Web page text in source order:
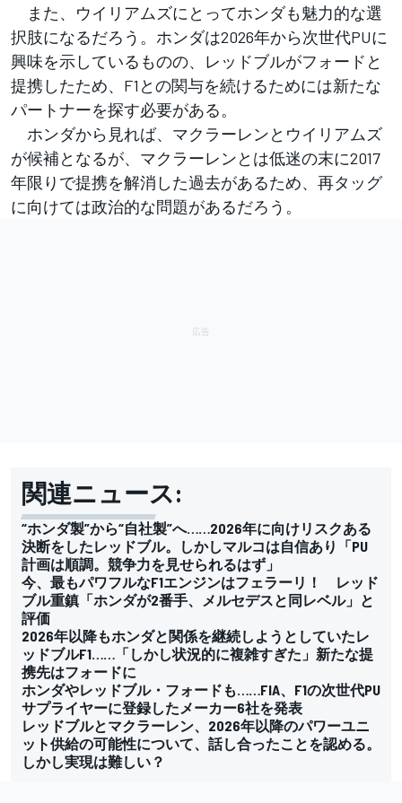
また、ウイリアムズにとってホンダも魅力的な選
択肢になるだろう。ホンダは2026年から次世代PUに
興味を示しているものの、レッドブルがフォードと
提携したため、F1との関与を続けるためには新たな
パートナーを探す必要がある。
ホンダから見れば、マクラーレンとウイリアムズ
が候補となるが、マクラーレンとは低迷の末に2017
年限りで提携を解消した過去があるため、再タッグ
に向けては政治的な問題があるだろう。
関連ニュース:
“ホンダ製”から“自社製”へ……2026年に向けリスクある
決断をしたレッドブル。しかしマルコは自信あり「PU
計画は順調。競争力を見せられるはず」
今、最もパワフルなF1エンジンはフェラーリ！ レッド
ブル重鎮「ホンダが2番手、メルセデスと同レベル」と
評価
2026年以降もホンダと関係を継続しようとしていたレ
ッドブルF1……「しかし状況的に複雑すぎた」新たな提
携先はフォードに
ホンダやレッドブル・フォードも……FIA、F1の次世代PU
サプライヤーに登録したメーカー6社を発表
レッドブルとマクラーレン、2026年以降のパワーユニ
ット供給の可能性について、話し合ったことを認める。
しかし実現は難しい？